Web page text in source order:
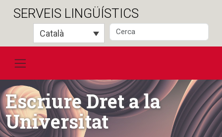
SaltaSERVEIS LINGÜÍSTICS
Català
Escriure Dret a la
Universitat